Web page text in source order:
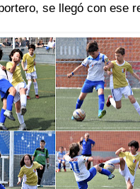
se llegó con ese